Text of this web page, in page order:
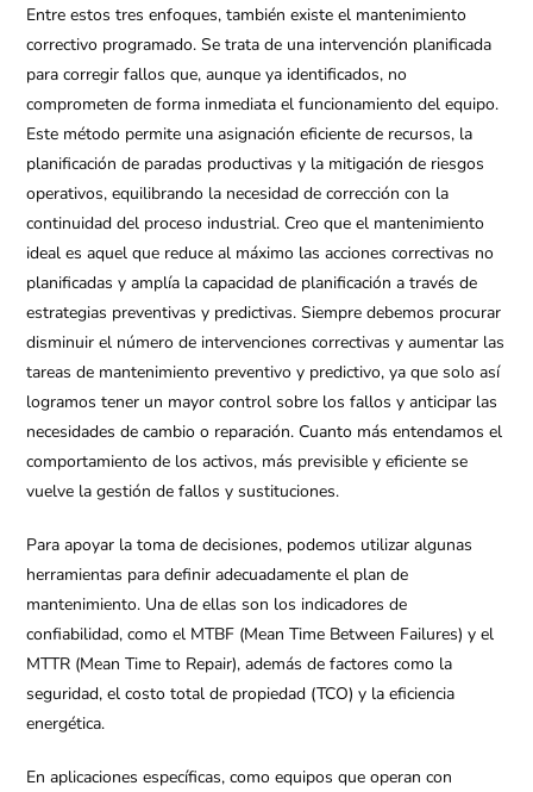
Entre estos tres enfoques, también existe el mantenimiento
correctivo programado. Se trata de una intervención planificada
para corregir fallos que, aunque ya identificados, no
comprometen de forma inmediata el funcionamiento del equipo.
Este método permite una asignación eficiente de recursos, la
planificación de paradas productivas y la mitigación de riesgos
operativos, equilibrando la necesidad de corrección con la
continuidad del proceso industrial. Creo que el mantenimiento
ideal es aquel que reduce al máximo las acciones correctivas no
planificadas y amplía la capacidad de planificación a través de
estrategias preventivas y predictivas. Siempre debemos procurar
disminuir el número de intervenciones correctivas y aumentar las
tareas de mantenimiento preventivo y predictivo, ya que solo así
logramos tener un mayor control sobre los fallos y anticipar las
necesidades de cambio o reparación. Cuanto más entendamos el
comportamiento de los activos, más previsible y eficiente se
vuelve la gestión de fallos y sustituciones.
Para apoyar la toma de decisiones, podemos utilizar algunas
herramientas para definir adecuadamente el plan de
mantenimiento. Una de ellas son los indicadores de
confiabilidad, como el MTBF (Mean Time Between Failures) y el
MTTR (Mean Time to Repair), además de factores como la
seguridad, el costo total de propiedad (TCO) y la eficiencia
energética.
En aplicaciones específicas, como equipos que operan con